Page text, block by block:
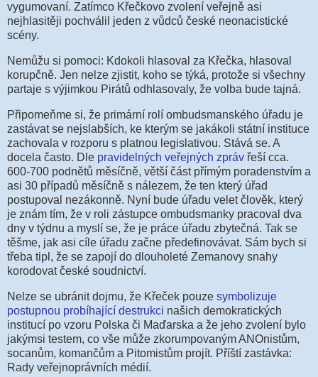
vygumovaní. Zatímco Křečkovo zvolení veřejně asi
nejhlasitěji pochválil jeden z vůdců české neonacistické
scény.
Nemůžu si pomoci: Kdokoli hlasoval za Křečka, hlasoval
korupčně. Jen nelze zjistit, koho se týká, protože si všechny
partaje s výjimkou Pirátů odhlasovaly, že volba bude tajná.
Připomeňme si, že primární rolí ombudsmanského úřadu je
zastávat se nejslabších, ke kterým se jakákoli státní instituce
zachovala v rozporu s platnou legislativou. Stává se. A
docela často. Dle pravidelných veřejných zpráv řeší cca.
600-700 podnětů měsíčně, větší část přímým poradenstvím a
asi 30 případů měsíčně s nálezem, že ten který úřad
postupoval nezákonně. Nyní bude úřadu velet člověk, který
je znám tím, že v roli zástupce ombudsmanky pracoval dva
dny v týdnu a myslí se, že je práce úřadu zbytečná. Tak se
těšme, jak asi cíle úřadu začne předefinovávat. Sám bych si
třeba tipl, že se zapojí do dlouholeté Zemanovy snahy
korodovat české soudnictví.
Nelze se ubránit dojmu, že Křeček pouze symbolizuje
postupnou probíhající destrukci našich demokratických
institucí po vzoru Polska či Maďarska a že jeho zvolení bylo
jakýmsi testem, co vše může zkorumpovaným ANOnistům,
socanům, komančům a Pitomistům projít. Příští zastávka:
Rady veřejnoprávních médií.